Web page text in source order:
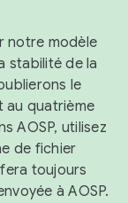
notre modèle
stabilité de la
le
au quatrième
AOSP, utilisez
de fichier
fera toujours
à AOSP.